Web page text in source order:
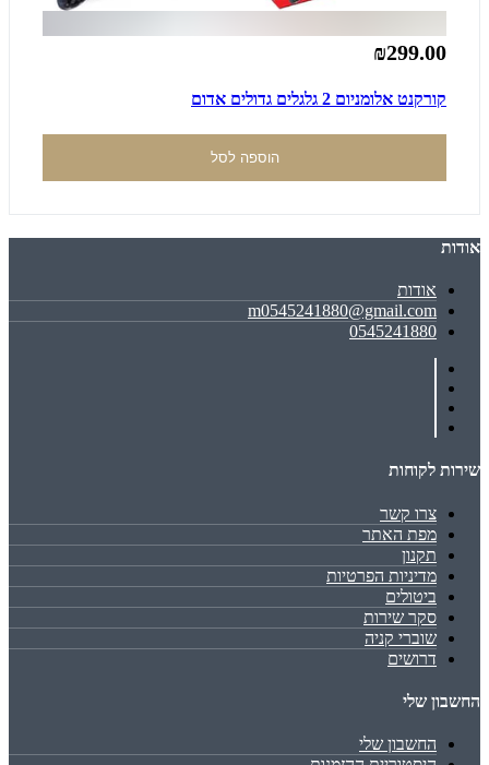
₪299.00
קורקנט אלומניום 2 גלגלים גדולים אדום
הוספה לסל
אודות
אודות
m0545241880@gmail.com
0545241880
שירות לקוחות
צרו קשר
מפת האתר
תקנון
מדיניות הפרטיות
ביטולים
סקר שירות
שוברי קניה
דרושים
החשבון שלי
החשבון שלי